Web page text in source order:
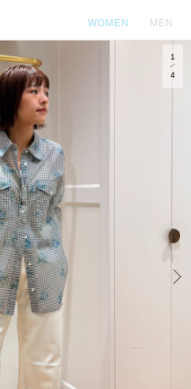
WOMEN MEN
1
4